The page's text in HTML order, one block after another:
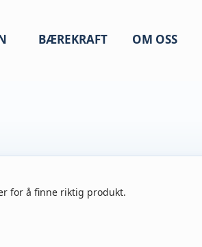
BÆREKRAFT OM OSS
for å finne riktig produkt.